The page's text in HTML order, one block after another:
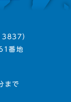
）
番地
まで